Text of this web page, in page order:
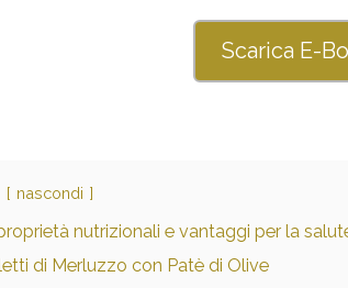
Scarica E-
nascondi
nutrizionali e vantaggi per la
di Merluzzo con Patè di Olive